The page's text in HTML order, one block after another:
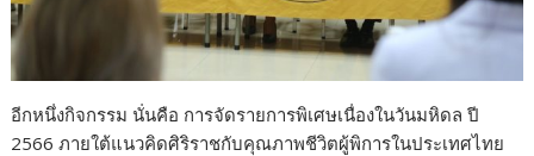
อีกหนึ่งกิจกรรม นั่นคือ การจัดรายการพิเศษเนื่องในวันมหิดล ปี
2566 ภายใต้แนวคิดศิริราชกับคุณภาพชีวิตผู้พิการในประเทศไทย